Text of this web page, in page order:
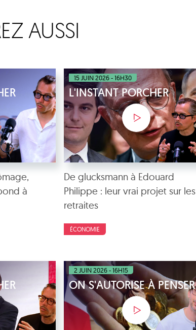
AUSSI
à
15 JUIN 2026 - 16H30
L'INSTANT PORCHER
De glucksmann à Edouard
Philippe : leur vrai projet sur les
retraites
ÉCONOMIE
2 JUIN 2026 - 16H15
ON S'AUTORISE À PENSER